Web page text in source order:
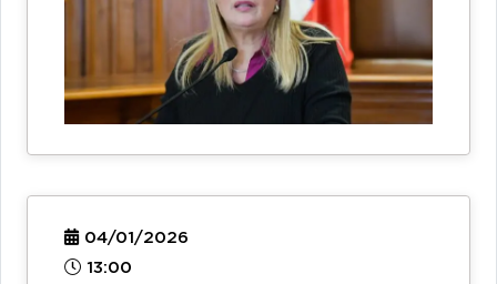
04/01/2026
13:00